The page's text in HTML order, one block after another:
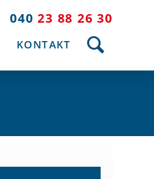
040 23 88 26 30
KONTAKT